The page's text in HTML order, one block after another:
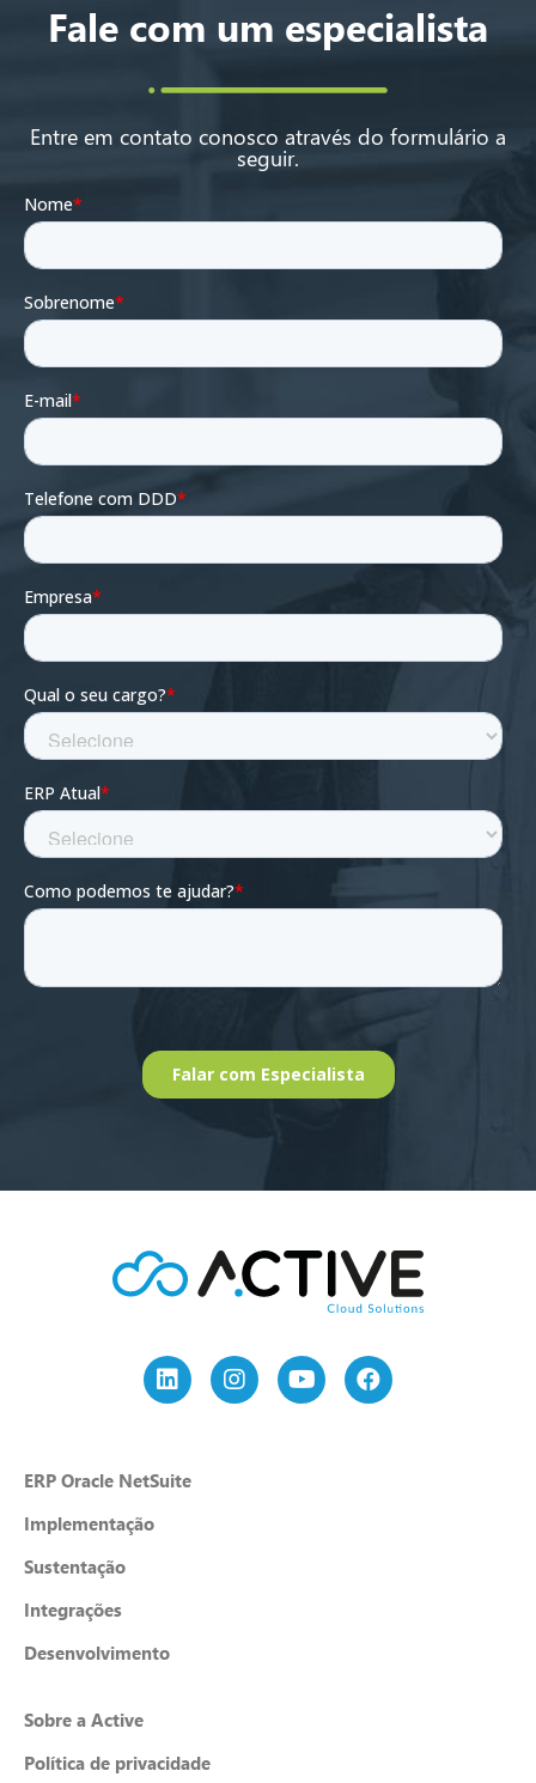
Fale com um especialista
Entre em contato conosco através do formulário a
seguir.
ERP Oracle NetSuite
Implementação
Sustentação
Integrações
Desenvolvimento
Sobre a Active
Política de privacidade